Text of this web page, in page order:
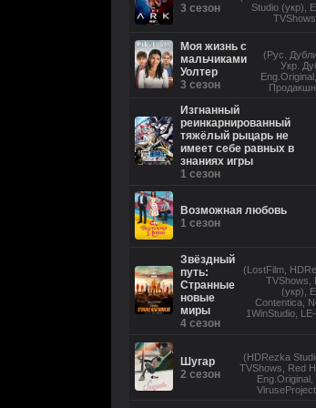
3 сезон
Studio (укр),
Моя жизнь с
мальчиками
Уолтер
3 сезон
(Рус.
Укр.
Изгнанный
реинкарнированный
тяжёлый рыцарь не
имеет себе равных в
знаниях игры
1 сезон
Возможная любовь
1 сезон
Звёздный
путь:
Странные
новые
миры
4 сезон
(LostFilm,
TVShows,
(укр),
Contentica,
1WinStudio,
Шугар
2 сезон
(HDRezka
TVShows, Red
Eng.Original,